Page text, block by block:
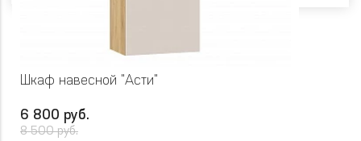
Шкаф навесной "Асти"
6 800 руб.
8 500 руб.